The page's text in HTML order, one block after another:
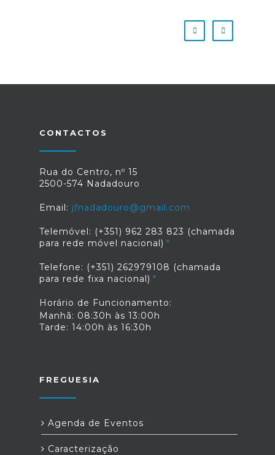
CONTACTOS
Rua do Centro, nº 15
2500-574 Nadadouro
Email: jfnadadouro@gmail.com
Telemóvel: (+351) 962 283 823 (chamada
para rede móvel nacional)
Telefone: (+351) 262979108 (chamada
para rede fixa nacional)
Horário de Funcionamento:
Manhã: 08:30h às 13:00h
Tarde: 14:00h às 16:30h
FREGUESIA
Agenda de Eventos
Caracterização